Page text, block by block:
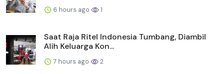
6 hours ago 1
Saat Raja Ritel Indonesia Tumbang, Diambil
Alih Keluarga Kon...
7 hours ago 2